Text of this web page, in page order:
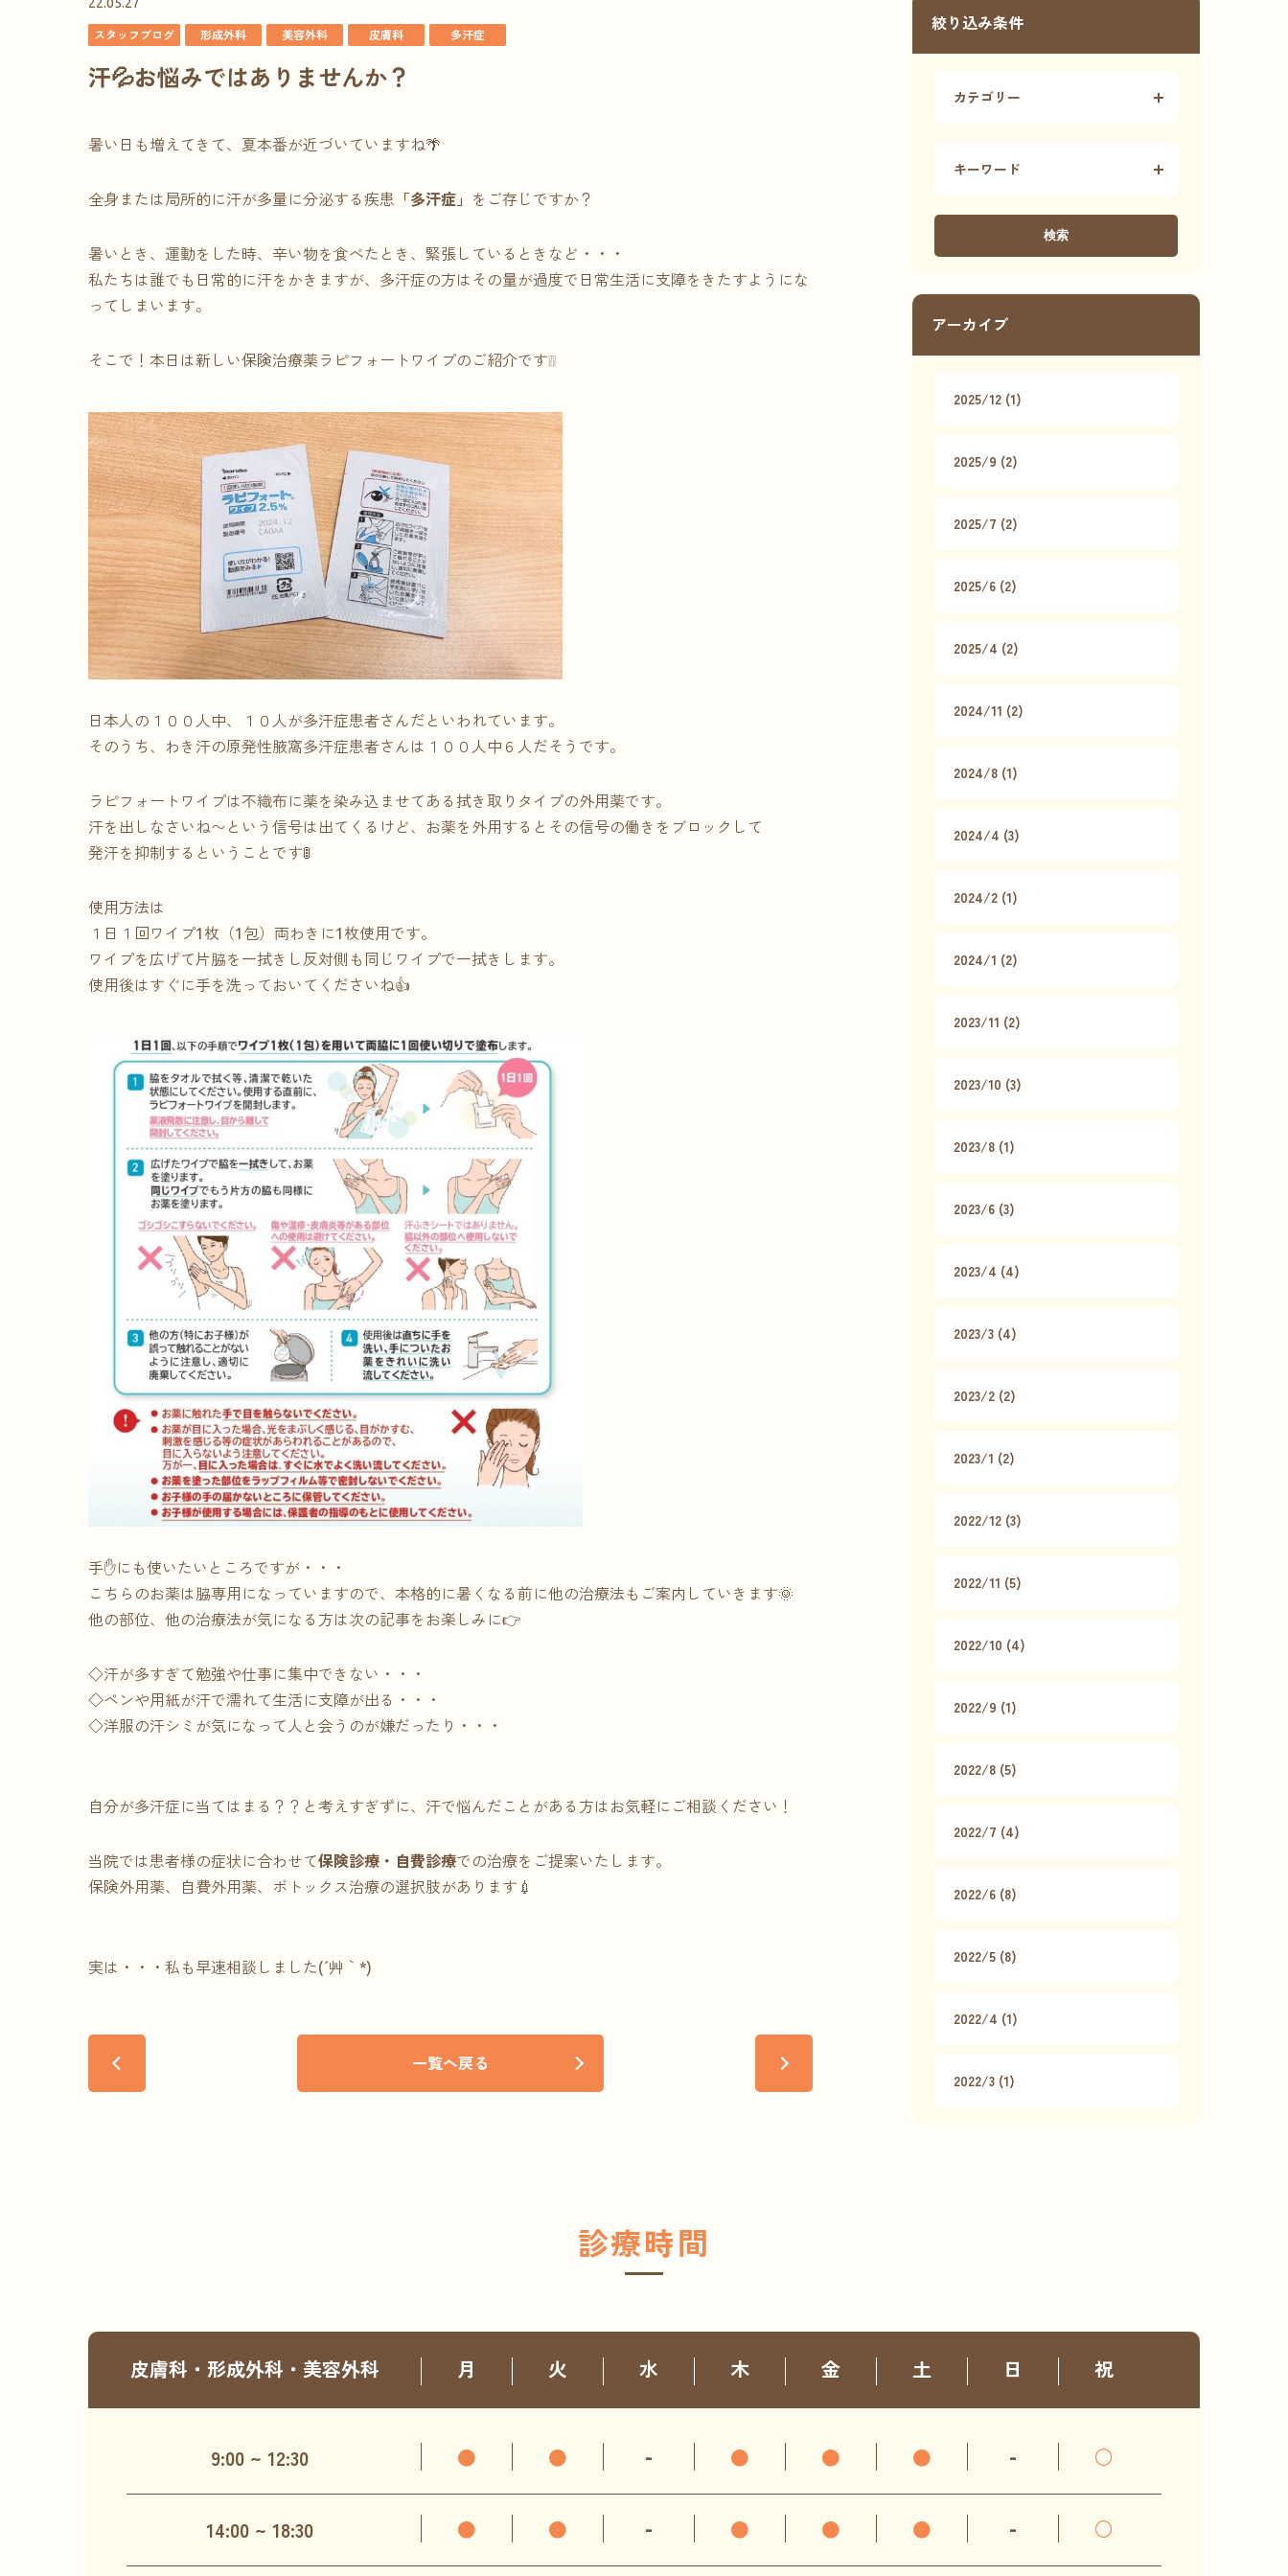
スタッフブログ 形成外科 美容外科 皮膚科 多汗症
汗💦お悩みではありませんか？
暑い日も増えてきて、夏本番が近づいていますね🌴
全身または局所的に汗が多量に分泌する疾患 「多汗症」 をご存じですか？
暑いとき、運動をした時、辛い物を食べたとき、緊張しているときなど・・・
私たちは誰でも日常的に汗をかきますが、多汗症の方はその量が過度で日常生活に支障をきたすようにな
ってしまいます。
そこで！本日は新しい保険治療薬ラピフォートワイプのご紹介です❕❕
日本人の１００人中、１０人が多汗症患者さんだといわれています。
そのうち、わき汗の原発性腋窩多汗症患者さんは１００人中６人だそうです。
ラピフォートワイプは不織布に薬を染み込ませてある拭き取りタイプの外用薬です。
汗を出しなさいね〜という信号は出てくるけど、お薬を外用するとその信号の働きをブロックして
発汗を抑制するということです🚦
使用方法は
１日１回ワイプ1枚（1包）両わきに1枚使用です。
ワイプを広げて片脇を一拭きし反対側も同じワイプで一拭きします。
使用後はすぐに手を洗っておいてくださいね👍
手✋にも使いたいところですが・・・
こちらのお薬は脇専用になっていますので、本格的に暑くなる前に他の治療法もご案内していきます🌞
他の部位、他の治療法が気になる方は次の記事をお楽しみに👉
◇汗が多すぎて勉強や仕事に集中できない・・・
◇ペンや用紙が汗で濡れて生活に支障が出る・・・
◇洋服の汗シミが気になって人と会うのが嫌だったり・・・
自分が多汗症に当てはまる？？と考えすぎずに、汗で悩んだことがある方はお気軽にご相談ください！
当院では患者様の症状に合わせて保険診療・自費診療での治療をご提案いたします。
保険外用薬、自費外用薬、ボトックス治療の選択肢があります💉
実は・・・私も早速相談しました(´艸｀*)
一覧へ戻る
絞り込み条件
カテゴリー
キーワード
検索
アーカイブ
2025/12 (1)
2025/9 (2)
2025/7 (2)
2025/6 (2)
2025/4 (2)
2024/11 (2)
2024/8 (1)
2024/4 (3)
2024/2 (1)
2024/1 (2)
2023/11 (2)
2023/10 (3)
2023/8 (1)
2023/6 (3)
2023/4 (4)
2023/3 (4)
2023/2 (2)
2023/1 (2)
2022/12 (3)
2022/11 (5)
2022/10 (4)
2022/9 (1)
2022/8 (5)
2022/7 (4)
2022/6 (8)
2022/5 (8)
2022/4 (1)
2022/3 (1)
診療時間
皮膚科・形成外科・美容外科 月 火 水 木 金 土 日 祝
9:00 ~ 12:30 ● ● - ● ● ● - ○
14:00 ~ 18:30 ● ● - ● ● ● - ○